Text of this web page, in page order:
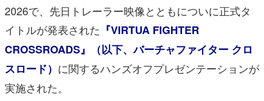
電ファミニコゲーマーとは？
運営：株式会社マレ
2026で、先日トレーラー映像とともについに正式タ
イトルが発表された 『VIRTUA FIGHTER
CROSSROADS』（以下、バーチャファイター クロ
スロード） に関するハンズオフプレゼンテーションが
実施された。